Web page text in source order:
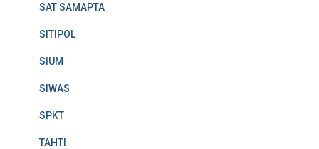
SAT SAMAPTA
SITIPOL
SIUM
SIWAS
SPKT
TAHTI